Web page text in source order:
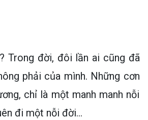
Trong đời, đôi lần ai cũng đã
phải của mình. Những cơn
chỉ là một manh manh nỗi
đi một nỗi đời…